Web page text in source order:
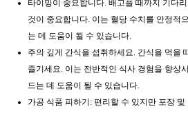
타이밍이 중요합니다. 배고플 때까지 기다
것이 중요합니다. 이는 혈당 수치를 안정적
는 데 도움이 될 수 있습니다.
주의 깊게 간식을 섭취하세요. 간식을 먹을
즐기세요. 이는 전반적인 식사 경험을 향상
드는 데 도움이 될 수 있습니다.
가공 식품 피하기: 편리할 수 있지만 포장